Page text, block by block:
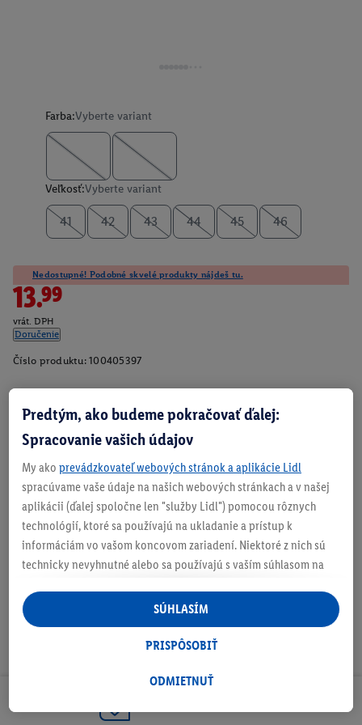
Farba:Vyberte variant
Veľkosť:Vyberte variant
41 42 43 44 45 46
Nedostupné! Podobné skvelé produkty nájdeš tu.
13.99
vrát. DPH
Doručenie
Číslo produktu: 100405397
Zistite svoju veľkosť
O produkte
Predtým, ako budeme pokračovať ďalej:
Spracovanie vašich údajov
My ako prevádzkovateľ webových stránok a aplikácie Lidl
spracúvame vaše údaje na našich webových stránkach a v našej
aplikácii (ďalej spoločne len "služby Lidl") pomocou rôznych
technológií, ktoré sa používajú na ukladanie a prístup k
informáciám vo vašom koncovom zariadení. Niektoré z nich sú
technicky nevyhnutné alebo sa používajú s vaším súhlasom na
personalizovanú reklamu v rámci služieb Lidl aj mimo nich. Ak
ste účastníkom programu Lidl Plus, na tieto účely sa spracúvajú
aj údaje z vášho nákupného správania v obchode.
následne si vytvoríte účet Lidl Plus alebo sa prihlásite do svojho
tiež vytvoriť špeciálny online identifikátor z e-mailovej adresy,
ODMIETNUŤ
PRISPÔSOBIŤ
SÚHLASÍM